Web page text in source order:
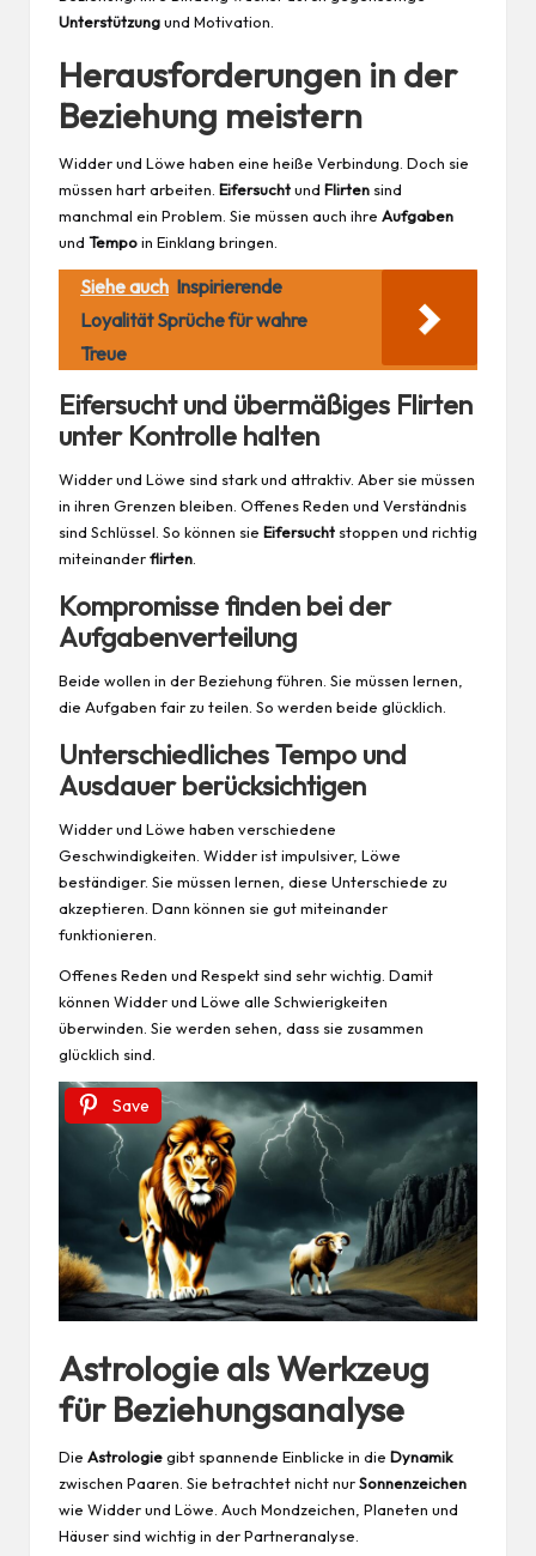
Unterstützungund Motivation
Herausforderungen in der
Beziehung meistern
Widder und Löwe haben eine heiße Verbindung. Doch sie
müssen hart arbeiten. Eifersuchtund Flirten sind
manchmal ein Problem. Sie müssen auch ihre Aufgaben
und Tempoin Einklang bringen.
Siehe auch Inspirierende
Loyalität Sprüche für wahre
Treue
Eifersucht und übermäßiges Flirten
unter Kontrolle halten
Widder und Löwe sind stark und attraktiv. Aber sie müssen
in ihren Grenzen bleiben. Offenes Reden und Verständnis
sind Schlüssel. So können sie Eifersucht stoppen und richtig
miteinanderflirten
Kompromisse finden bei der
Aufgabenverteilung
Beide wollen in der Beziehung führen. Sie müssen lernen,
die Aufgaben fair zu teilen. So werden beide glücklich.
Unterschiedliches Tempo und
Ausdauer berücksichtigen
Widder und Löwe haben verschiedene
Geschwindigkeiten. Widder ist impulsiver, Löwe
beständiger. Sie müssen lernen, diese Unterschiede zu
akzeptieren. Dann können sie gut miteinander
funktionieren.
Offenes Reden und Respekt sind sehr wichtig. Damit
können Widder und Löwe alle Schwierigkeiten
überwinden. Sie werden sehen, dass sie zusammen
glücklich sind.
Save
Astrologie als Werkzeug
für Beziehungsanalyse
Die Astrologiegibt spannende Einblicke in die Dynamik
zwischen Paaren. Sie betrachtet nicht nurSonnenzeichen
wie Widder und Löwe. Auch Mondzeichen, Planeten und
Häuser sind wichtig in der Partneranalyse.